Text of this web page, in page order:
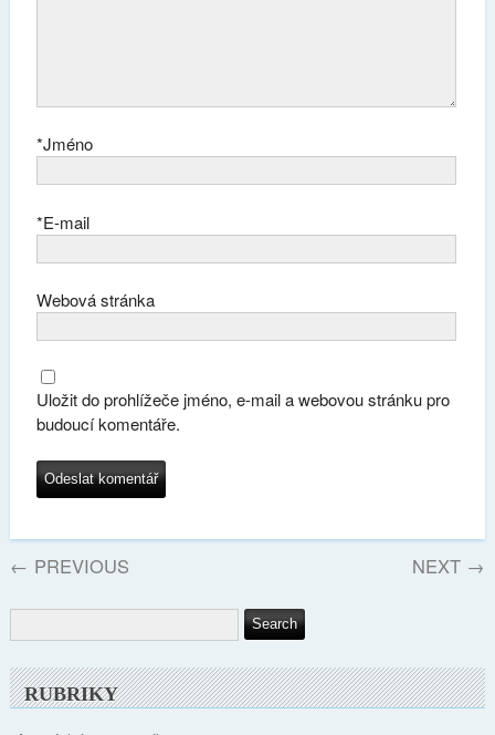
Jméno
*
E-mail
*
Webová stránka
Uložit do prohlížeče jméno, e-mail a webovou stránku pro
budoucí komentáře.
← PREVIOUS NEXT →
RUBRIKY